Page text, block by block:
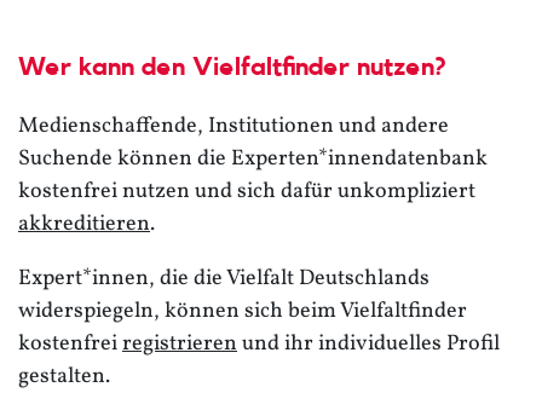
Wer kann den Vielfaltfinder nutzen?
Medienschaffende, Institutionen und andere
Suchende können die Experten*innendatenbank
kostenfrei nutzen und sich dafür unkompliziert
akkreditieren.
Expert*innen, die die Vielfalt Deutschlands
widerspiegeln, können sich beim Vielfaltfinder
kostenfreiregistrierenund ihr individuelles Profil
gestalten.